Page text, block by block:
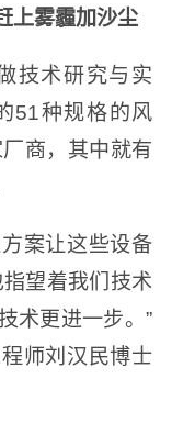
上雾霾加沙尘
技术研究与实
51种规格的风
商，其中就有
案让这些设备
望着我们技术
术更进一步。”
师刘汉民博士